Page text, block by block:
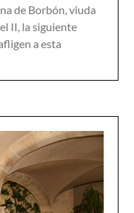
de Borbón, viuda
II, la siguiente
a esta